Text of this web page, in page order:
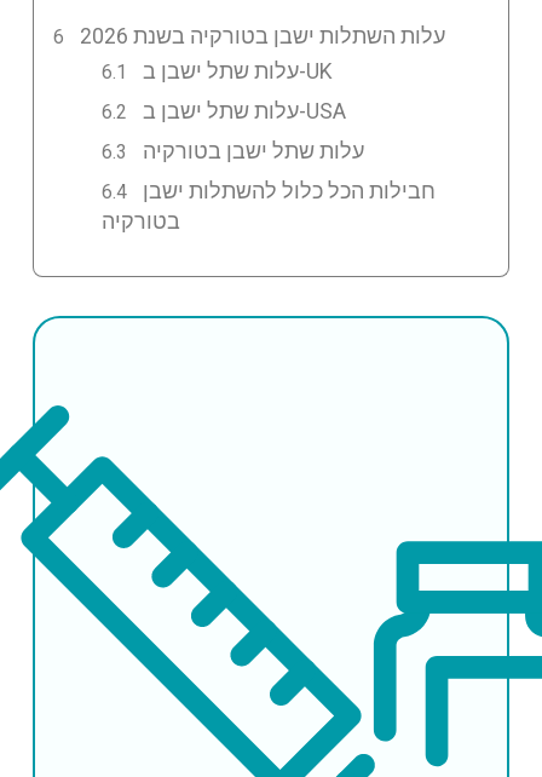
עלות השתלות ישבן בטורקיה בשנת 2026
עלות שתל ישבן ב-UK
עלות שתל ישבן ב-USA
עלות שתל ישבן בטורקיה
חבילות הכל כלול להשתלות ישבן
בטורקיה